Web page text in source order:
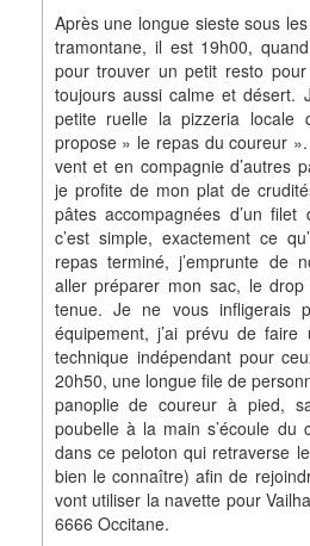
Après une longue sieste sous
tramontane, il est 19h00,
pour trouver un petit resto
toujours aussi calme et désert.
petite ruelle la pizzeria locale
propose » le repas du coureur
vent et en compagnie d’autres
je profite de mon plat de
pâtes accompagnées d’un filet
c’est simple, exactement ce
repas terminé, j’emprunte de
aller préparer mon sac, le
tenue. Je ne vous infligerais
équipement, j’ai prévu de
technique indépendant pour
20h50, une longue file de
panoplie de coureur à pied,
poubelle à la main s’écoule du
dans ce peloton qui retraverse
bien le connaître) afin de
vont utiliser la navette pour
6666 Occitane.